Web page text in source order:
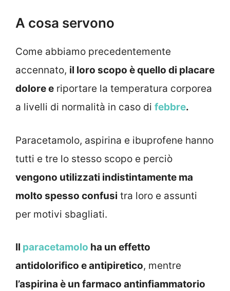
A cosa servono
Come abbiamo precedentemente
accennato, il loro scopo è quello di placare
dolore e riportare la temperatura corporea
a livelli di normalità in caso di febbre.
Paracetamolo, aspirina e ibuprofene hanno
tutti e tre lo stesso scopo e perciò
vengono utilizzati indistintamente ma
molto spesso confusi tra loro e assunti
per motivi sbagliati.
Il paracetamolo ha un effetto
antidolorifico e antipiretico, mentre
l’aspirina è un farmaco antinfiammatorio